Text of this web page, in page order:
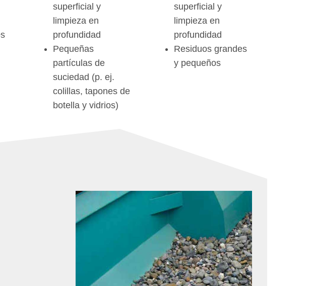
superficial y
limpieza en
profundidad
Pequeñas
partículas de
suciedad (p. ej.
colillas, tapones de
botella y vidrios)
superficial y
limpieza en
profundidad
Residuos grandes
y pequeños